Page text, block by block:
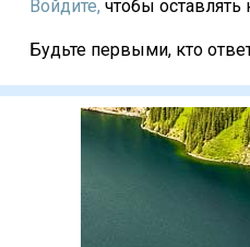
Войдите, чтобы оставлять
Будьте первыми, кто